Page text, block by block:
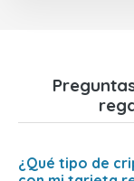
¿Qué tipo de